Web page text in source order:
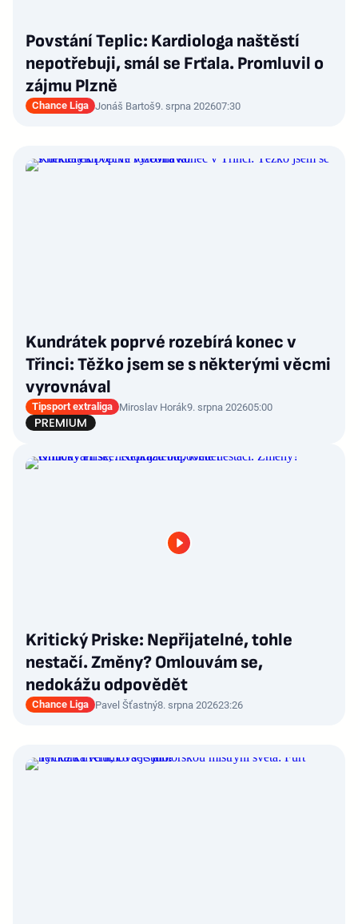
Povstání Teplic: Kardiologa naštěstí
nepotřebuji, smál se Frťala. Promluvil o
zájmu Plzně
Chance Liga Jonáš Bartoš9. srpna 202607:30
Kundrátek poprvé rozebírá konec v
Třinci: Těžko jsem se s některými věcmi
vyrovnával
Tipsport extraliga Miroslav Horák9. srpna 202605:00
Kritický Priske: Nepřijatelné, tohle
nestačí. Změny? Omlouvám se,
nedokážu odpovědět
Chance Liga Pavel Šťastný8. srpna 202623:26